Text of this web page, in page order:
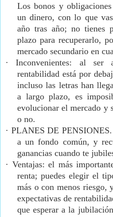
Los bonos y
un dinero, con lo que
año tras año; no tienes
plazo para recuperarlo,
mercado secundario en
·
Inconvenientes: al ser
rentabilidad está por
incluso las letras han
a largo plazo, es
evolucionar el mercado y
o no.
· PLANES DE
a un fondo común, y
ganancias cuando te
· Ventajas: el más
renta; puedes elegir el
más o con menos riesgo,
expectativas de
que esperar a la